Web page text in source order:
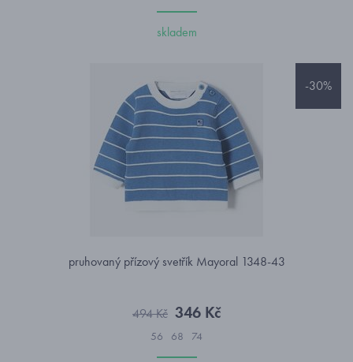
skladem
-30%
pruhovaný přízový svetřík Mayoral 1348-43
494 Kč 346 Kč
56 68 74